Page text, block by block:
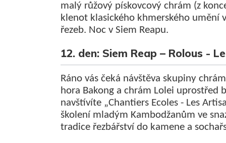
malý růžový pískovcový chrám (z
klenot klasického khmerského umění
řezeb. Noc v Siem Reapu.
12. den: Siem Reap – Rolous -
Ráno vás čeká návštěva skupiny
hora Bakong a chrám Lolei uprostřed
navštívíte „Chantiers Ecoles - Les
školení mladým Kambodžanům ve
tradice řezbářství do kamene a